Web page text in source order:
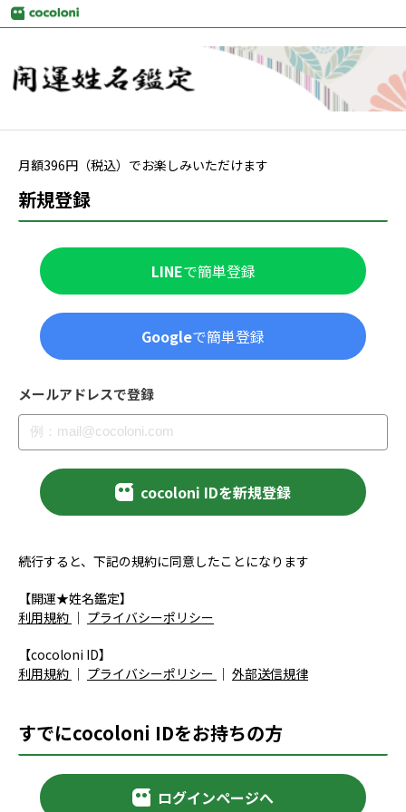
月額396円（税込）でお楽しみいただけます
新規登録
LINEで簡単登録
Googleで簡単登録
メールアドレスで登録
cocoloni IDを新規登録
続行すると、下記の規約に同意したことになります
【開運★姓名鑑定】
利用規約 ｜ プライバシーポリシー
【cocoloni ID】
利用規約 ｜ プライバシーポリシー ｜ 外部送信規律
すでにcocoloni IDをお持ちの方
ログインページへ